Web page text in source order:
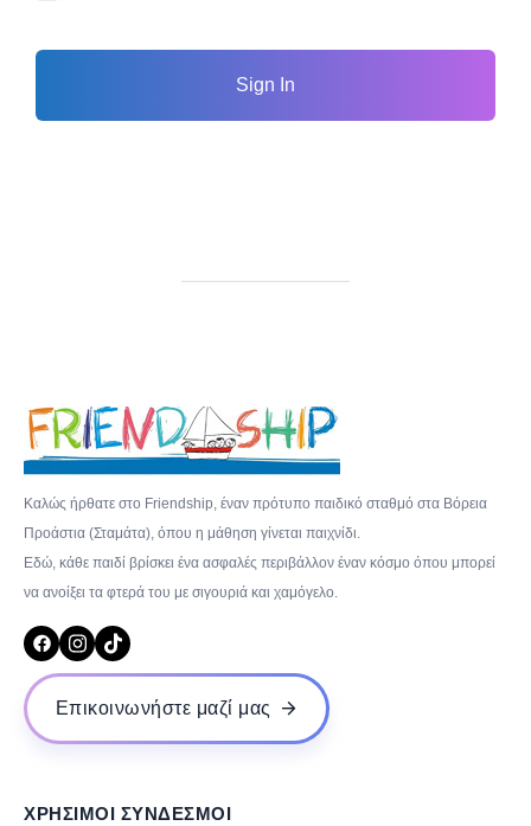
Sign In
Καλώς ήρθατε στο Friendship, έναν πρότυπο παιδικό σταθμό στα Βόρεια
Προάστια (Σταμάτα), όπου η μάθηση γίνεται παιχνίδι.
Εδώ, κάθε παιδί βρίσκει ένα ασφαλές περιβάλλον έναν κόσμο όπου μπορεί
να ανοίξει τα φτερά του με σιγουριά και χαμόγελο.
Επικοινωνήστε μαζί μας
ΧΡΗΣΙΜΟΙ ΣΥΝΔΕΣΜΟΙ